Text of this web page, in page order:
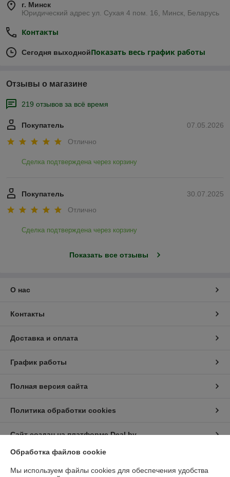
г. Минск
Юридический адрес ул. Сухая 4 пом. 16, Минск, Беларусь
Контакты
Сегодня выходнойПоказать весь график работы
Отзывы о магазине
219 отзывов за всё время
07.05.2026
Покупатель
Отлично
Сделка подтверждена через корзину
30.07.2025
Покупатель
Отлично
Сделка подтверждена через корзину
Показать все отзывы
О нас
Контакты
Доставка и оплата
График работы
Полная версия сайта
Политика обработки cookies
Сайт создан на платформе Deal.by
Обработка файлов cookie
Мы используем файлы cookies для обеспечения удобства